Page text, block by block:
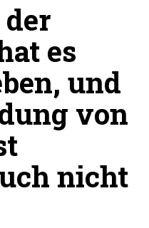
es
und
von
nicht